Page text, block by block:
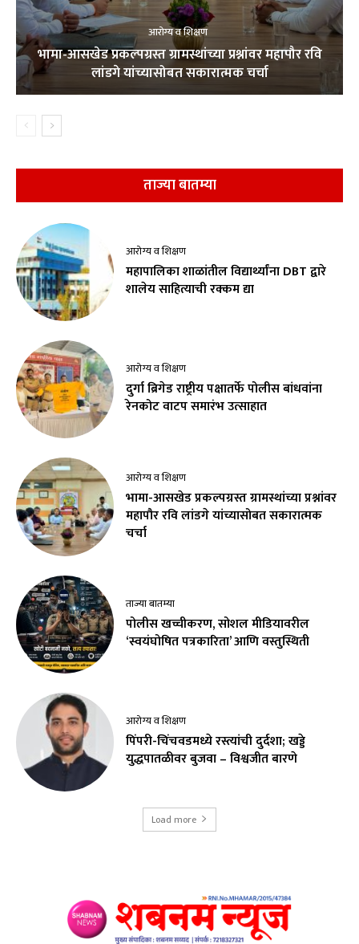
आरोग्य व शिक्षण
भामा-आसखेड प्रकल्पग्रस्त ग्रामस्थांच्या प्रश्नांवर महापौर रवि
लांडगे यांच्यासोबत सकारात्मक चर्चा
ताज्या बातम्या
आरोग्य व शिक्षण
महापालिका शाळांतील विद्यार्थ्यांना DBT द्वारे
शालेय साहित्याची रक्कम द्या
आरोग्य व शिक्षण
दुर्गा ब्रिगेड राष्ट्रीय पक्षातर्फे पोलीस बांधवांना
रेनकोट वाटप समारंभ उत्साहात
आरोग्य व शिक्षण
भामा-आसखेड प्रकल्पग्रस्त ग्रामस्थांच्या प्रश्नांवर
महापौर रवि लांडगे यांच्यासोबत सकारात्मक
चर्चा
ताज्या बातम्या
पोलीस खच्चीकरण, सोशल मीडियावरील
‘स्वयंघोषित पत्रकारिता’ आणि वस्तुस्थिती
आरोग्य व शिक्षण
पिंपरी-चिंचवडमध्ये रस्त्यांची दुर्दशा; खड्डे
युद्धपातळीवर बुजवा – विश्वजीत बारणे
Load more